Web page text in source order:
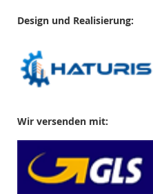
Design und Realisierung:
Wir versenden mit: